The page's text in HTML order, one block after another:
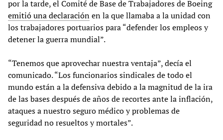
por la tarde, el Comité de Base de Trabajadores de Boeing
emitió una declaraciónen la que llamaba a la unidad con
los trabajadores portuarios para “defender los empleos y
detener la guerra mundial”.
“Tenemos que aprovechar nuestra ventaja”, decía el
comunicado. “Los funcionarios sindicales de todo el
mundo están a la defensiva debido a la magnitud de la ira
de las bases después de años de recortes ante la inflación,
ataques a nuestro seguro médico y problemas de
seguridad no resueltos y mortales”.